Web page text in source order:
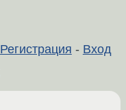
Регистрация - Вход